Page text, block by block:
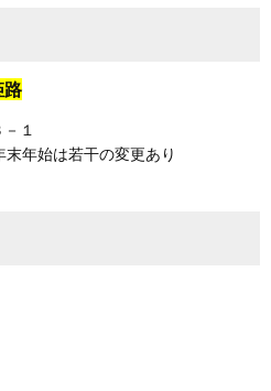
路
１
年始は若干の変更あり